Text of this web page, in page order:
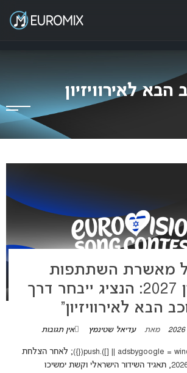
בישראל
הבא לאירוויזיון
מאשרת השתתפות
באירוויזיון 2027: הנציג ייבחר דרך
הבא לאירוויזיון”
מאת עדיאל שטינמץ אין תגובות
(adsbygoogle = window.adsbygoogle || []).push({}); לאחר הצלחת
נועם בתן באירוויזיון 2026, תאגיד השידור הישראלי וקשת ימשיכו